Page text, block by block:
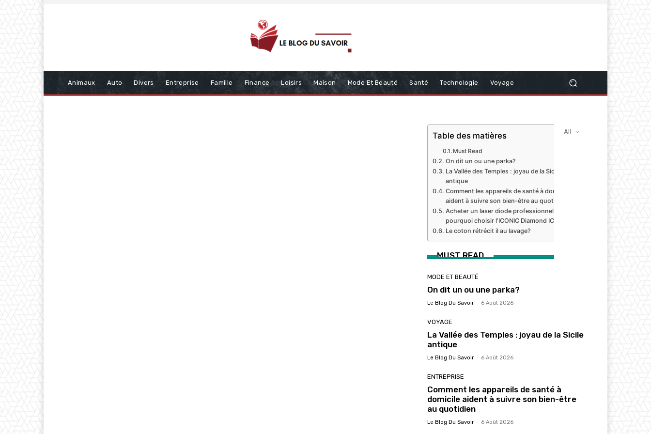
Animaux Auto Divers Entreprise Famille Finance Loisirs Maison Mode Et Beauté Santé Technologie Voyage
Table des matières
Must Read
On dit un ou une parka?
La Vallée des Temples : joyau de la Sicile
antique
Comment les appareils de santé à domicile
aident à suivre son bien-être au quotidien
Acheter un laser diode professionnel :
pourquoi choisir l’ICONIC Diamond ICE?
Le coton rétrécit il au lavage?
MUST READ
All
MODE ET BEAUTÉ
On dit un ou une parka?
Le Blog Du Savoir - 6 Août 2026
VOYAGE
La Vallée des Temples : joyau de la Sicile
antique
Le Blog Du Savoir - 6 Août 2026
ENTREPRISE
Comment les appareils de santé à
domicile aident à suivre son bien-être
au quotidien
Le Blog Du Savoir - 6 Août 2026